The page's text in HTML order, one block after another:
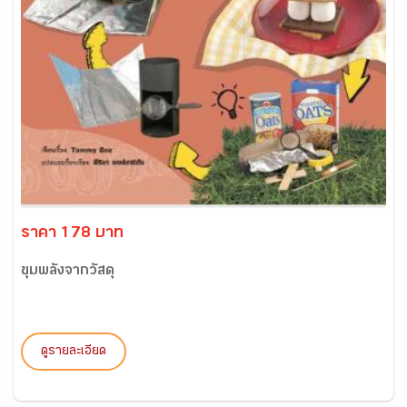
ราคา 178 บาท
ขุมพลังจากวัสดุ
ดูรายละเอียด